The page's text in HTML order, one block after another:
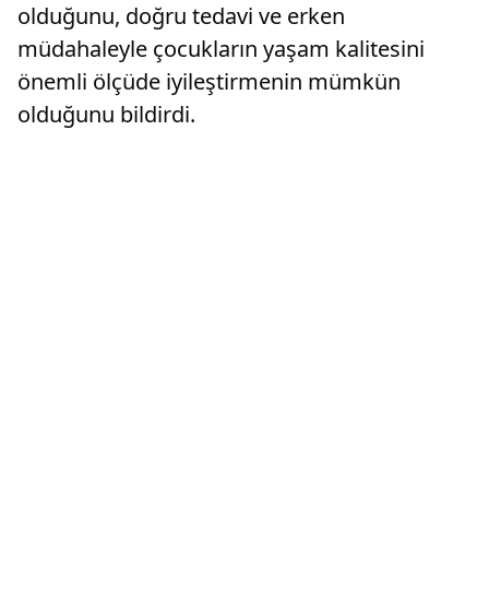
olduğunu, doğru tedavi ve erken
müdahaleyle çocukların yaşam kalitesini
önemli ölçüde iyileştirmenin mümkün
olduğunu bildirdi.